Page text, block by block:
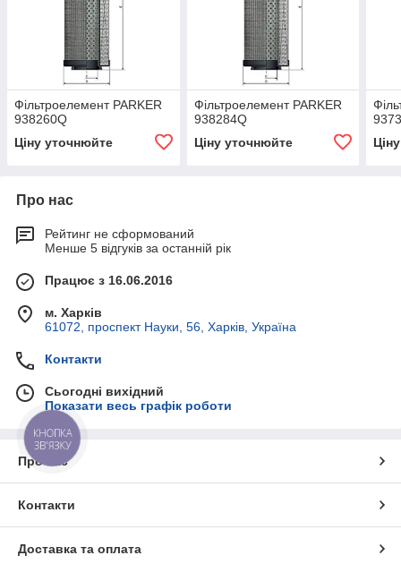
Фільтроелемент PARKER
938260Q
Ціну уточнюйте
Фільтроелемент PARKER
938284Q
Ціну уточнюйте
Про нас
Рейтинг не сформований
Менше 5 відгуків за останній рік
Працює з 16.06.2016
м. Харків
61072, проспект Науки, 56, Харків, Україна
Контакти
Сьогодні вихідний
Показати весь графік роботи
Про нас
Контакти
Доставка та оплата
КНОПКА
ЗВ'ЯЗКУ